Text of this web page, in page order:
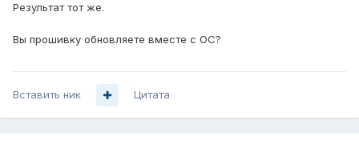
Результат тот же.
Вы прошивку обновляете вместе с ОС?
Вставить ник Цитата